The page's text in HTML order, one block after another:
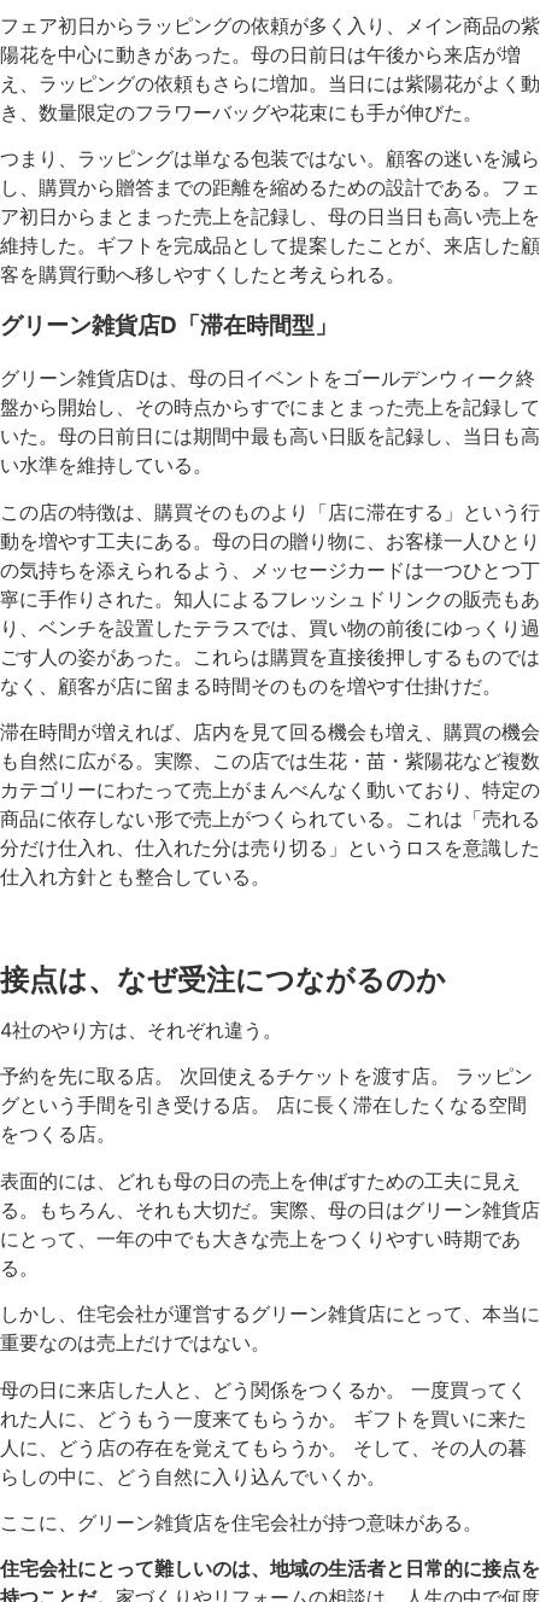
フェア初日からラッピングの依頼が多く入り、メイン商品の紫
陽花を中心に動きがあった。母の日前日は午後から来店が増
え、ラッピングの依頼もさらに増加。当日には紫陽花がよく動
き、数量限定のフラワーバッグや花束にも手が伸びた。
つまり、ラッピングは単なる包装ではない。顧客の迷いを減ら
し、購買から贈答までの距離を縮めるための設計である。フェ
ア初日からまとまった売上を記録し、母の日当日も高い売上を
維持した。ギフトを完成品として提案したことが、来店した顧
客を購買行動へ移しやすくしたと考えられる。
グリーン雑貨店D「滞在時間型」
グリーン雑貨店Dは、母の日イベントをゴールデンウィーク終
盤から開始し、その時点からすでにまとまった売上を記録して
いた。母の日前日には期間中最も高い日販を記録し、当日も高
い水準を維持している。
この店の特徴は、購買そのものより「店に滞在する」という行
動を増やす工夫にある。母の日の贈り物に、お客様一人ひとり
の気持ちを添えられるよう、メッセージカードは一つひとつ丁
寧に手作りされた。知人によるフレッシュドリンクの販売もあ
り、ベンチを設置したテラスでは、買い物の前後にゆっくり過
ごす人の姿があった。これらは購買を直接後押しするものでは
なく、顧客が店に留まる時間そのものを増やす仕掛けだ。
滞在時間が増えれば、店内を見て回る機会も増え、購買の機会
も自然に広がる。実際、この店では生花・苗・紫陽花など複数
カテゴリーにわたって売上がまんべんなく動いており、特定の
商品に依存しない形で売上がつくられている。これは「売れる
分だけ仕入れ、仕入れた分は売り切る」というロスを意識した
仕入れ方針とも整合している。
接点は、なぜ受注につながるのか
4社のやり方は、それぞれ違う。
予約を先に取る店。 次回使えるチケットを渡す店。 ラッピン
グという手間を引き受ける店。 店に長く滞在したくなる空間
をつくる店。
表面的には、どれも母の日の売上を伸ばすための工夫に見え
る。もちろん、それも大切だ。実際、母の日はグリーン雑貨店
にとって、一年の中でも大きな売上をつくりやすい時期であ
る。
しかし、住宅会社が運営するグリーン雑貨店にとって、本当に
重要なのは売上だけではない。
母の日に来店した人と、どう関係をつくるか。 一度買ってく
れた人に、どうもう一度来てもらうか。 ギフトを買いに来た
人に、どう店の存在を覚えてもらうか。 そして、その人の暮
らしの中に、どう自然に入り込んでいくか。
ここに、グリーン雑貨店を住宅会社が持つ意味がある。
住宅会社にとって難しいのは、地域の生活者と日常的に接点を